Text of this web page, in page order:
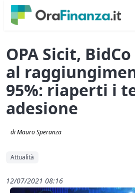
OPA Sicit,
al
95%: riaperti i
adesione
di Mauro Speranza
Attualità
12/07/2021 08:16